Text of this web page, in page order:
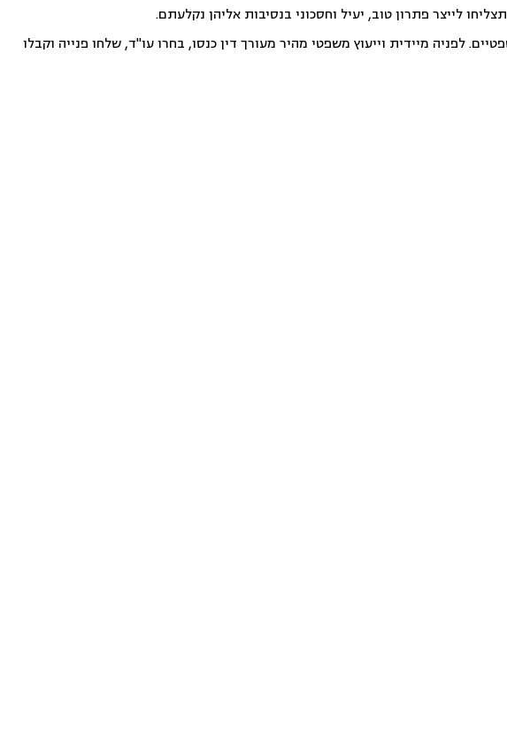
לייצר פתרון טוב, יעיל וחסכוני בנסיבות אליהן נקלעתם.
לפניה מיידית וייעוץ משפטי מהיר מעורך דין כנסו, בחרו עו"ד, שלחו פנייה וקבלו